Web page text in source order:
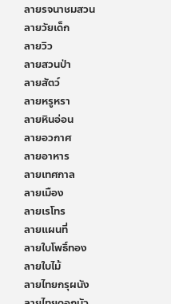
ลายรจนาชมสวน
ลายวัยเด็ก
ลายวิว
ลายสวนป่า
ลายสัตว์
ลายหรูหรา
ลายหินอ่อน
ลายอวกาศ
ลายอาหาร
ลายเทศกาล
ลายเมือง
ลายเรโทร
ลายแผนที่
ลายใบโพธิ์ทอง
ลายใบไม้
ลายไทยกรุผนัง